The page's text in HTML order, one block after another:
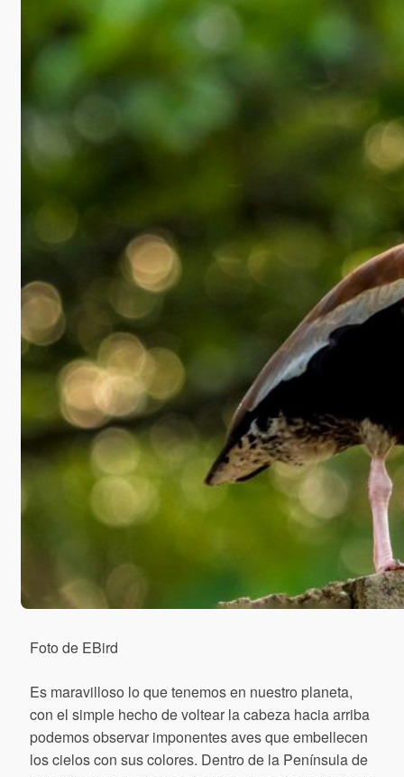
Foto de EBird
Es maravilloso lo que tenemos en nuestro planeta,
con el simple hecho de voltear la cabeza hacia arriba
podemos observar imponentes aves que embellecen
los cielos con sus colores. Dentro de la Península de